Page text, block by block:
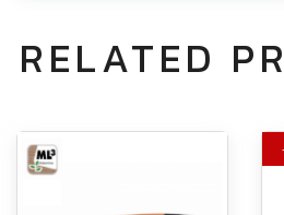
RELATED